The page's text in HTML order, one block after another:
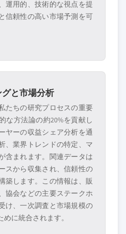
運用的、技術的な視点を提
信頼性の高い市場予測を可
と市場分析
たちの研究プロセスの重要
な方法論の約20%を貢献し
ヤーの収益シェア分析を通
、業界トレンドの特定、マ
含まれます。関連データは
スから収集され、信頼性の
築します。この情報は、販
協会などの主要ステークホ
け、一次調査と市場規模の
に統合されます。